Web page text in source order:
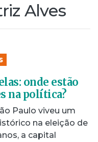
Alves
onde estão
na política?
Paulo viveu um
na eleição de
a capital